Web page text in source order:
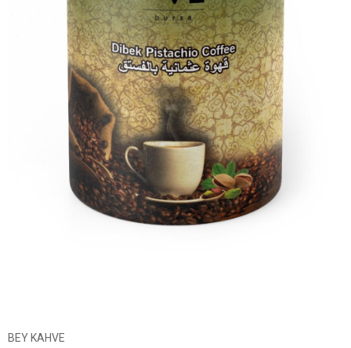
BEY KAHVE